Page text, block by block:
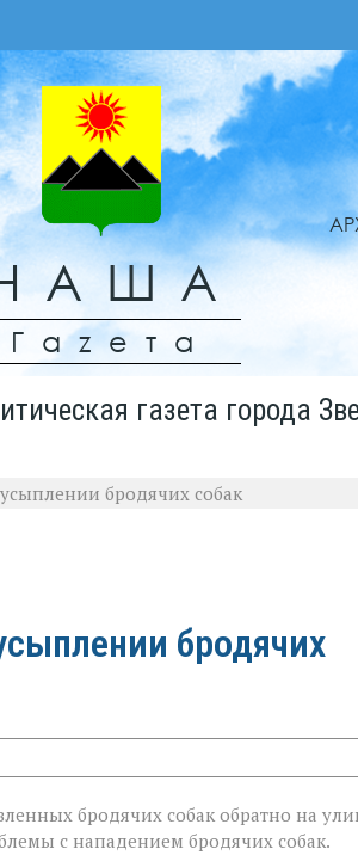
Гаzета
газета города
бродячих собак
бродячих
бродячих собак обратно на
с нападением бродячих собак.